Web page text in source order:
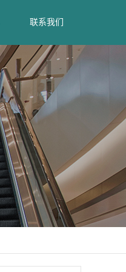
联系我们